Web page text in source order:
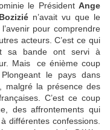
le Président Ange
n’avait vu que le
pour comprendre
acteurs. C’est ce qui
sa bande ont servi à
Mais ce énième coup
le pays dans
malgré la présence des
C’est ce coup
des affrontements qui
différentes confessions.